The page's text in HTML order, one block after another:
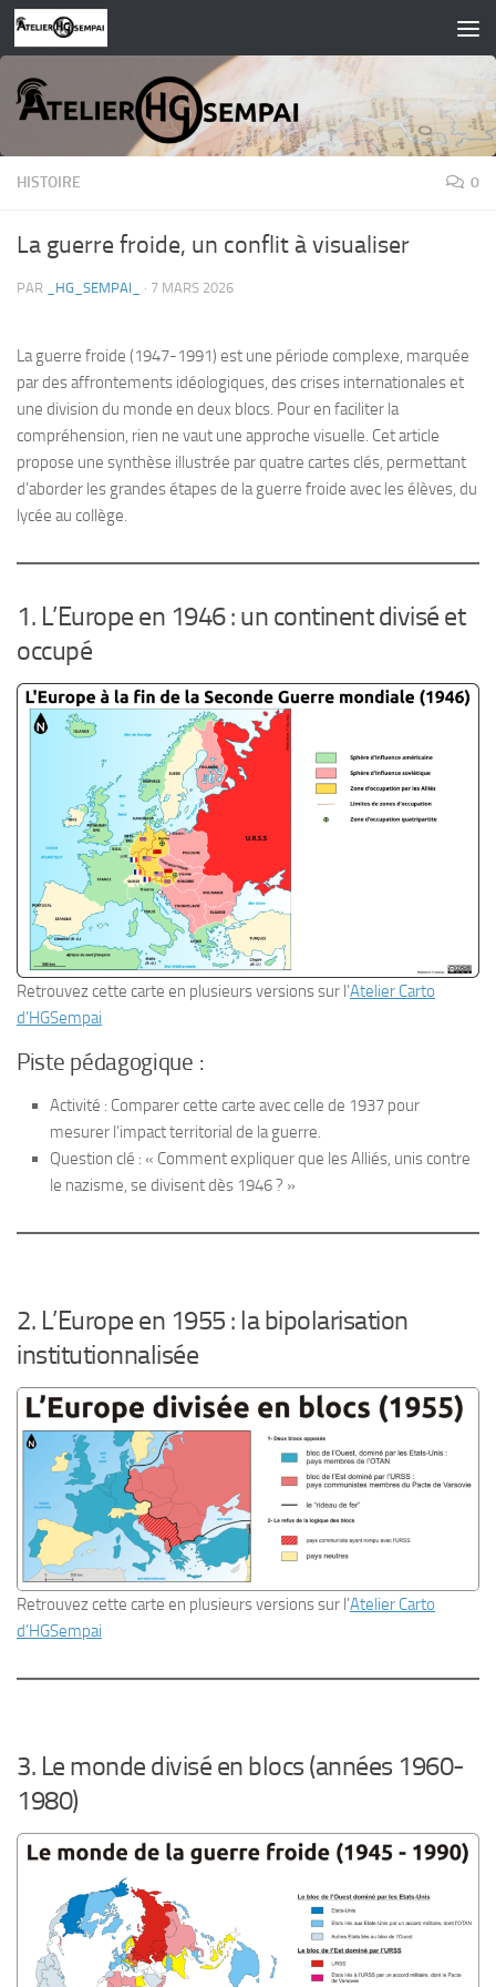
Skip to content
HISTOIRE 0
La guerre froide, un conflit à visualiser
PAR _HG_SEMPAI_ · 7 MARS 2026
La guerre froide (1947-1991) est une période complexe, marquée
par des affrontements idéologiques, des crises internationales et
une division du monde en deux blocs. Pour en faciliter la
compréhension, rien ne vaut une approche visuelle. Cet article
propose une synthèse illustrée par quatre cartes clés, permettant
d’aborder les grandes étapes de la guerre froide avec les élèves, du
lycée au collège.
1. L’Europe en 1946 : un continent divisé et
occupé
Retrouvez cette carte en plusieurs versions sur l’Atelier Carto
d’HGSempai
Piste pédagogique :
Activité : Comparer cette carte avec celle de 1937 pour
mesurer l’impact territorial de la guerre.
Question clé : « Comment expliquer que les Alliés, unis contre
le nazisme, se divisent dès 1946 ? »
2. L’Europe en 1955 : la bipolarisation
institutionnalisée
Retrouvez cette carte en plusieurs versions sur l’Atelier Carto
d’HGSempai
3. Le monde divisé en blocs (années 1960-
1980)